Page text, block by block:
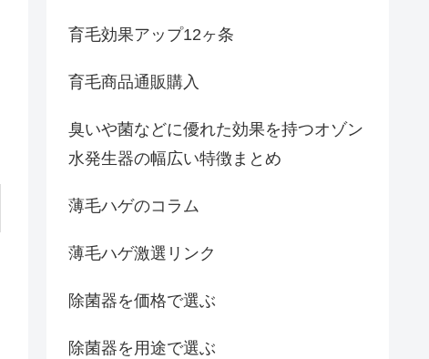
育毛効果アップ12ヶ条
育毛商品通販購入
臭いや菌などに優れた効果を持つオゾン
水発生器の幅広い特徴まとめ
薄毛ハゲのコラム
薄毛ハゲ激選リンク
除菌器を価格で選ぶ
除菌器を用途で選ぶ